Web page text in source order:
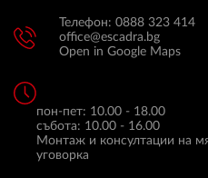
Телефон: 0888 323 414
office@escadra.bg
Open in Google Maps
пон-пет: 10.00 - 18.00
събота: 10.00 - 16.00
Монтаж и консултации на
уговорка